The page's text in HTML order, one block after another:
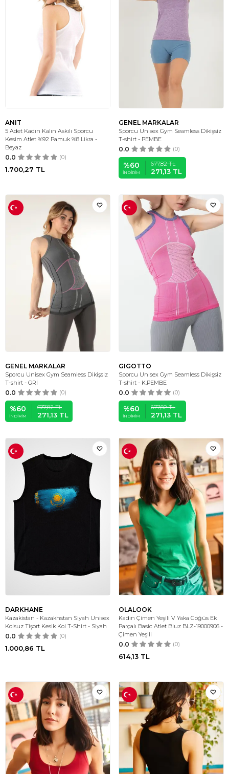
ANIT
5 Adet Kadın Kalın Askılı Sporcu
Kesim Atlet %92 Pamuk %8 Likra -
Beyaz
0.0 (0)
1.700,27 TL
GENEL MARKALAR
Sporcu Unisex Gym Seamless Dikişsiz
T-shirt - PEMBE
0.0 (0)
%60
İNDIRIM
677,82TL
271,13 TL
GENEL MARKALAR
Sporcu Unisex Gym Seamless Dikişsiz
T-shirt - GRİ
0.0 (0)
%60
İNDIRIM
677,82TL
271,13 TL
GIGOTTO
Sporcu Unisex Gym Seamless Dikişsiz
T-shirt - K.PEMBE
0.0 (0)
%60
İNDIRIM
677,82TL
271,13 TL
DARKHANE
Kazakistan - Kazakhstan Siyah Unisex
Kolsuz Tişört Kesik Kol T-Shirt - Siyah
0.0 (0)
1.000,86 TL
OLALOOK
Kadın Çimen Yeşili V Yaka Göğüs Ek
Parçalı Basic Atlet Bluz BLZ-19000906 -
Çimen Yeşili
0.0 (0)
614,13 TL